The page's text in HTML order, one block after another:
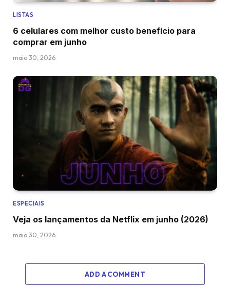
LISTAS
6 celulares com melhor custo benefício para
comprar em junho
maio 30, 2026
ESPECIAIS
Veja os lançamentos da Netflix em junho (2026)
maio 30, 2026
ADD A COMMENT